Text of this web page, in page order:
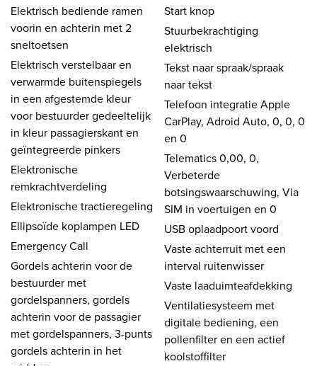
Elektrisch bediende ramen
voorin en achterin met 2
sneltoetsen
Elektrisch verstelbaar en
verwarmde buitenspiegels
in een afgestemde kleur
voor bestuurder gedeeltelijk
in kleur passagierskant en
geïntegreerde pinkers
Elektronische
remkrachtverdeling
Elektronische tractieregeling
Ellipsoïde koplampen LED
Emergency Call
Gordels achterin voor de
bestuurder met
gordelspanners, gordels
achterin voor de passagier
met gordelspanners, 3-punts
gordels achterin in het
Start knop
Stuurbekrachtiging
elektrisch
Tekst naar spraak/spraak
naar tekst
Telefoon integratie Apple
CarPlay, Adroid Auto, 0, 0, 0
en 0
Telematics 0,00, 0,
Verbeterde
botsingswaarschuwing, Via
SIM in voertuigen en 0
USB oplaadpoort voord
Vaste achterruit met een
interval ruitenwisser
Vaste laaduimteafdekking
Ventilatiesysteem met
digitale bediening, een
pollenfilter en een actief
koolstoffilter